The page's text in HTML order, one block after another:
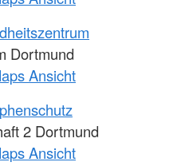
Dortmund
Ansicht
2 Dortmund
Ansicht